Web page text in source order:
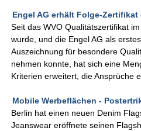
Engel AG erhält Folge-Zertifikat
Seit das WVO Qualitätszertifikat
wurde, und die Engel AG als
Auszeichnung für besondere
nehmen konnte, hat sich eine
Kriterien erweitert, die Ansprüche
Mobile Werbeflächen -
Berlin hat einen neuen Denim
Jeanswear eröffnete seinen